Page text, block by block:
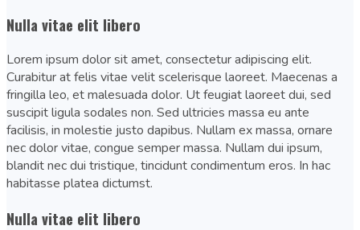
Nulla vitae elit libero
Lorem ipsum dolor sit amet, consectetur adipiscing elit.
Curabitur at felis vitae velit scelerisque laoreet. Maecenas a
fringilla leo, et malesuada dolor. Ut feugiat laoreet dui, sed
suscipit ligula sodales non. Sed ultricies massa eu ante
facilisis, in molestie justo dapibus. Nullam ex massa, ornare
nec dolor vitae, congue semper massa. Nullam dui ipsum,
blandit nec dui tristique, tincidunt condimentum eros. In hac
habitasse platea dictumst.
Nulla vitae elit libero